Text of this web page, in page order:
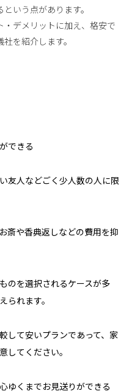
いう点があります。
・デメリットに加え、格安で
を紹介します。
できる
友人などごく少人数の人に限
斎や香典返しなどの費用を抑
のを選択されるケースが多
られます。
して安いプランであって、家
してください。
ゆくまでお見送りができる